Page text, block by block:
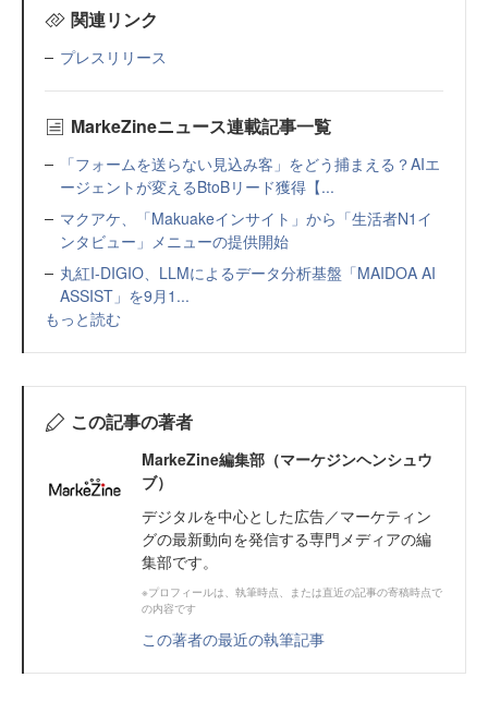
関連リンク
プレスリリース
MarkeZineニュース連載記事一覧
「フォームを送らない見込み客」をどう捕まえる？AIエ
ージェントが変えるBtoBリード獲得【...
マクアケ、「Makuakeインサイト」から「生活者N1イ
ンタビュー」メニューの提供開始
丸紅I-DIGIO、LLMによるデータ分析基盤「MAIDOA AI
ASSIST」を9月1...
もっと読む
この記事の著者
MarkeZine編集部（マーケジンヘンシュウ
ブ）
デジタルを中心とした広告／マーケティン
グの最新動向を発信する専門メディアの編
集部です。
※プロフィールは、執筆時点、または直近の記事の寄稿時点で
の内容です
この著者の最近の執筆記事